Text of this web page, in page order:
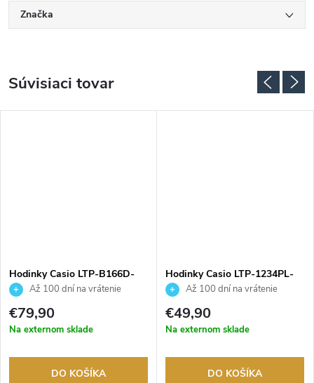
Značka
Súvisiaci tovar
Hodinky Casio LTP-B166D-
7AVEFAž 100 dní na vrátenie
tovaru. Autorizovaný predajca.
€79,90
Na externom sklade
DO KOŠÍKA
Hodinky Casio LTP-1234PL-
7A2EFAž 100 dní na vrátenie
tovaru. Autorizovaný predajca.
€49,90
Na externom sklade
DO KOŠÍKA